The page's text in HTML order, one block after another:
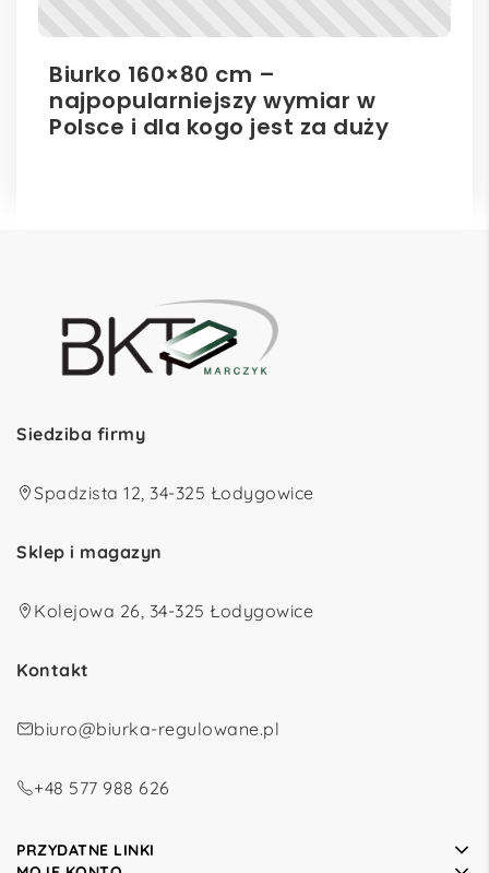
Biurko 160×80 cm –
najpopularniejszy wymiar w
Polsce i dla kogo jest za duży
Siedziba firmy
Spadzista 12, 34-325 Łodygowice
Sklep i magazyn
Kolejowa 26, 34-325 Łodygowice
Kontakt
biuro@biurka-regulowane.pl
+48 577 988 626
PRZYDATNE LINKI